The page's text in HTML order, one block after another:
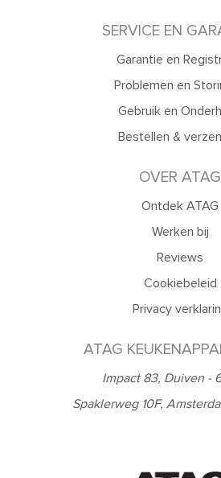
SERVICE EN
Garantie en
Problemen en
Gebruik en
Bestellen &
OVER ATAG
Ontdek ATAG
Werken bij
Reviews
Cookiebeleid
Privacy
ATAG
Impact 83, Duiven -
Spaklerweg 10F,